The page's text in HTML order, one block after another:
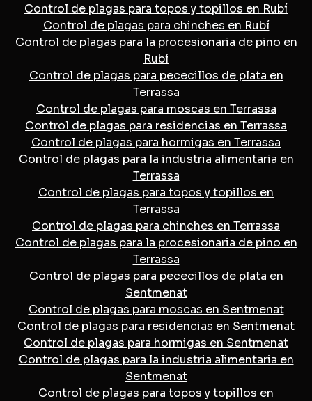
Control de plagas para topos y topillos en Rubí
Control de plagas para chinches en Rubí
Control de plagas para la procesionaria de pino en
Rubí
Control de plagas para pececillos de plata en
Terrassa
Control de plagas para moscas en Terrassa
Control de plagas para residencias en Terrassa
Control de plagas para hormigas en Terrassa
Control de plagas para la industria alimentaria en
Terrassa
Control de plagas para topos y topillos en
Terrassa
Control de plagas para chinches en Terrassa
Control de plagas para la procesionaria de pino en
Terrassa
Control de plagas para pececillos de plata en
Sentmenat
Control de plagas para moscas en Sentmenat
Control de plagas para residencias en Sentmenat
Control de plagas para hormigas en Sentmenat
Control de plagas para la industria alimentaria en
Sentmenat
Control de plagas para topos y topillos en